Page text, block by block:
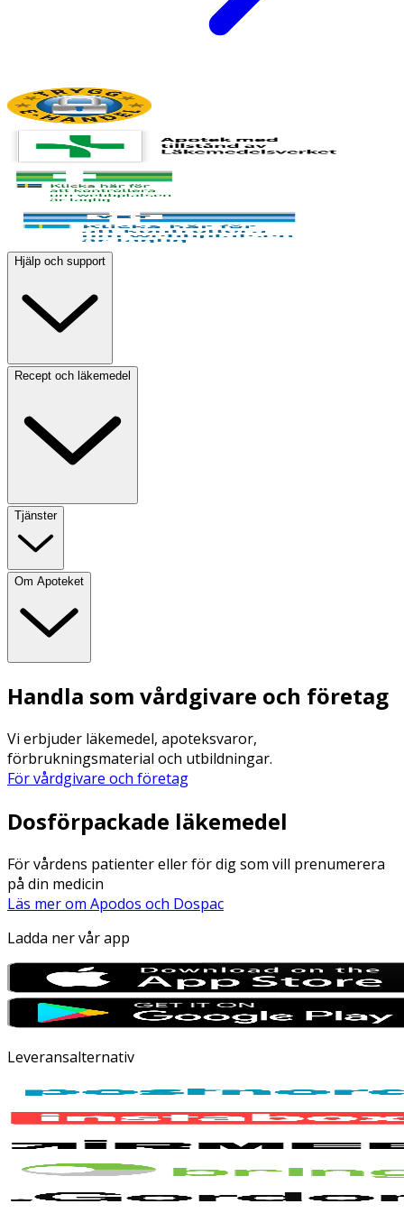
Hjälp och support
Recept och läkemedel
Tjänster
Om Apoteket
Handla som vårdgivare och företag
Vi erbjuder läkemedel, apoteksvaror,
förbrukningsmaterial och utbildningar.
För vårdgivare och företag
Dosförpackade läkemedel
För vårdens patienter eller för dig som vill prenumerera
på din medicin
Läs mer om Apodos och Dospac
Ladda ner vår app
Leveransalternativ